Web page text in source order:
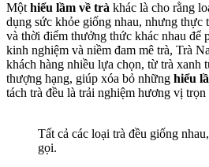
Một hiểu lầm về trà khác là cho rằng
dụng sức khỏe giống nhau, nhưng thực
và thời điểm thưởng thức khác nhau để
kinh nghiệm và niềm đam mê trà, Trà
khách hàng nhiều lựa chọn, từ trà xanh
thượng hạng, giúp xóa bỏ những hiểu
tách trà đều là trải nghiệm hương vị trọn
Tất cả các loại trà đều giống
gọi.